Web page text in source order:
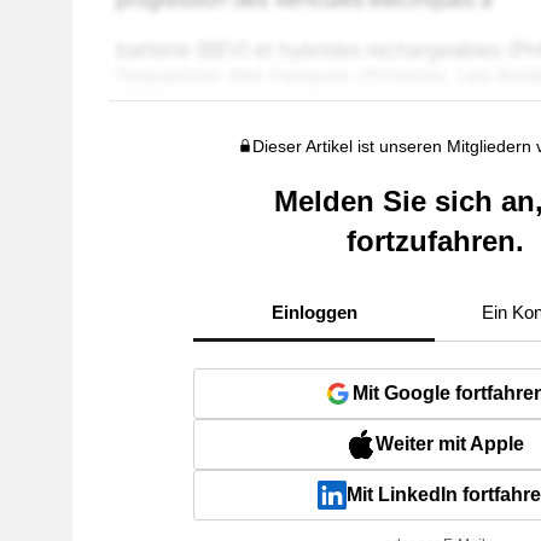
Dieser Artikel ist unseren Mitgliedern
Melden Sie sich
fortzufahren.
Einloggen Ein
Mit Google
Weiter mit Apple
Mit LinkedIn